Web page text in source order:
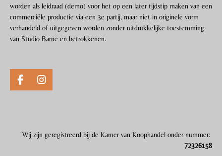
worden als leidraad (demo) voor het op een later tijdstip maken van een
commerciële productie via een 3e partij, maar niet in originele vorm
verhandeld of uitgegeven worden zonder uitdrukkelijke toestemming
van Studio Barne en betrokkenen.
F
a
o
I
n
r
Wij zijn geregistreerd bij de Kamer van Koophandel onder nummer:
72326158